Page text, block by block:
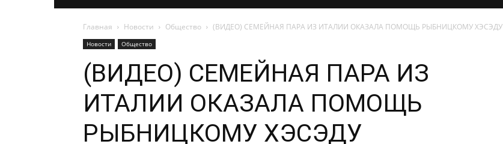
Главная Новости Общество (ВИДЕО) СЕМЕЙНАЯ ПАРА ИЗ ИТАЛИИ ОКАЗАЛА ПОМОЩЬ РЫБНИЦКОМУ ХЭСЭДУ
Новости Общество
(ВИДЕО) СЕМЕЙНАЯ ПАРА ИЗ
ИТАЛИИ ОКАЗАЛА ПОМОЩЬ
РЫБНИЦКОМУ ХЭСЭДУ